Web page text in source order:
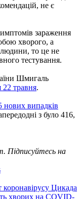
не є
зараження
хворого, а
то це не
тестування.
Шмигаль
22 травня.
випадків
з було 416,
Підписуйтесь на
Цикада
хворих на COVID-